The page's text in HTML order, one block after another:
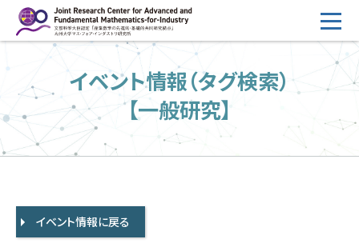
ン
へ
ス
キ
HOME
概要
運営
2026年度公募
採択研究・報告書一覧
イベント情報（タグ検索）
【一般研究】
イベント情報に戻る